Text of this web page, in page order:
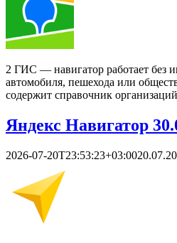
2 ГИС — навигатор работает без
автомобиля, пешехода или
содержит справочник
Яндекс Навигатор
2026-07-20T23:53:23+03:00